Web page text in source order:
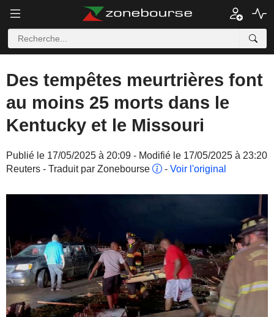
Des tempêtes meurtrières font
au moins 25 morts dans le
Kentucky et le Missouri
Publié le 17/05/2025 à 20:09 - Modifié le 17/05/2025 à 23:20
Reuters - Traduit par Zonebourse
- Voir l'original